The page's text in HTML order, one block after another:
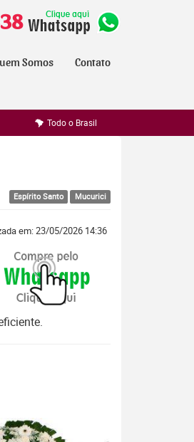
Somos Contato
Todo o Brasil
Espírito Santo Mucurici
em: 23/05/2026 14:36